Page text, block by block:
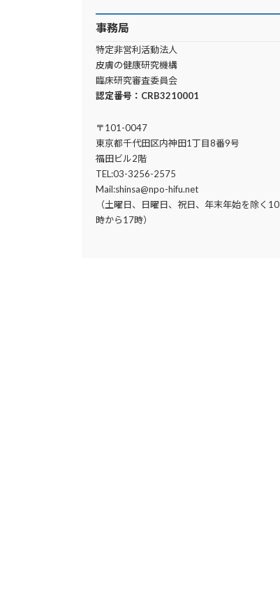
事務局
特定非営利活動法人
皮膚の健康研究機構
臨床研究審査委員会
認定番号：CRB3210001
〒101-0047
東京都千代田区内神田1丁目8番9号
福田ビル2階
TEL:03-3256-2575
Mail:shinsa@npo-hifu.net
（土曜日、日曜日、祝日、年末年始を除く10
時から17時）